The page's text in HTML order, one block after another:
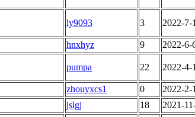
ly9093 3 2022-7-
hnxhyz 9 2022-6-
pumpa 22 2022-4-
zhouyxcs1 0 2022-2-
jslgj 18 2021-